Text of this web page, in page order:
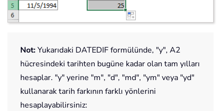
Not:Yukarıdaki DATEDIF formülünde, "y", A2
hücresindeki tarihten bugüne kadar olan tam yılları
hesaplar. "y" yerine "m", "d", "md", "ym" veya "yd"
kullanarak tarih farkının farklı yönlerini
hesaplayabilirsiniz: